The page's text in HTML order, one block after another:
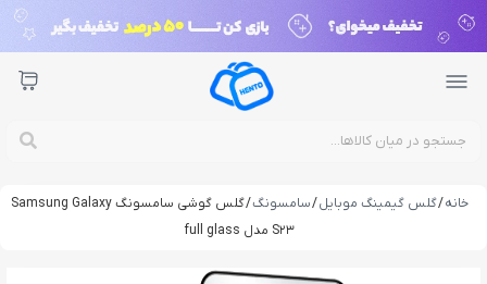
خانه/گلس گیمینگ موبایل/سامسونگ
/ گلس گوشی سامسونگ Samsung Galaxy
S23 مدل full glass